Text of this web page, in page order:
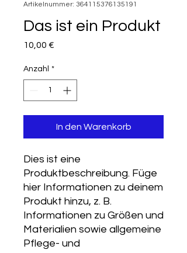
Artikelnummer: 364115376135191
Das ist ein Produkt
10,00 €
Anzahl *
In den Warenkorb
Dies ist eine
Produktbeschreibung. Füge
hier Informationen zu deinem
Produkt hinzu, z. B.
Informationen zu Größen und
Materialien sowie allgemeine
Pflege- und